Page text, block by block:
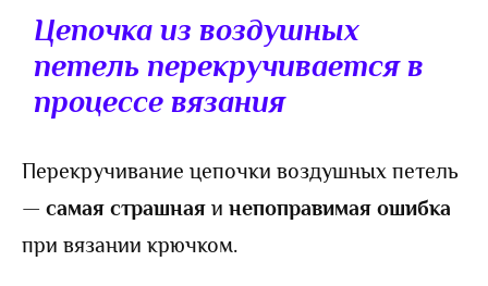
Цепочка из воздушных
петель перекручивается в
процессе вязания
Перекручивание цепочки воздушных петель
— самая страшная и непоправимая ошибка
при вязании крючком.